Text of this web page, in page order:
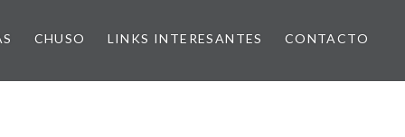
CHUSO LINKS INTERESANTES CONTACTO